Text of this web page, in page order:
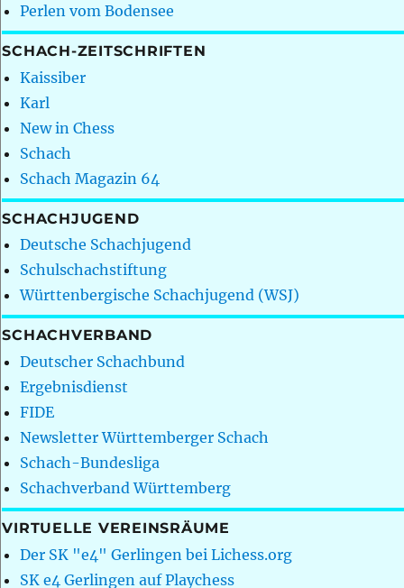
Perlen vom Bodensee
SCHACH-ZEITSCHRIFTEN
Kaissiber
Karl
New in Chess
Schach
Schach Magazin 64
SCHACHJUGEND
Deutsche Schachjugend
Schulschachstiftung
Württenbergische Schachjugend (WSJ)
SCHACHVERBAND
Deutscher Schachbund
Ergebnisdienst
FIDE
Newsletter Württemberger Schach
Schach-Bundesliga
Schachverband Württemberg
VIRTUELLE VEREINSRÄUME
Der SK "e4" Gerlingen bei Lichess.org
SK e4 Gerlingen auf Playchess